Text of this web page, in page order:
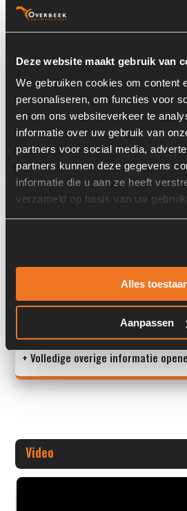
Deze website maakt gebruik van
We gebruiken cookies om content
personaliseren, om functies voor
en om ons websiteverkeer te
informatie over uw gebruik van
partners voor social media,
partners kunnen deze gegevens
informatie die u aan ze heeft
verzameld op basis van uw
Alles
Aanpassen
Locatie:
Past op de volgende machines:
Land:
Overige informatie
Type 1: 921C
+ Volledige overige informatie
Video